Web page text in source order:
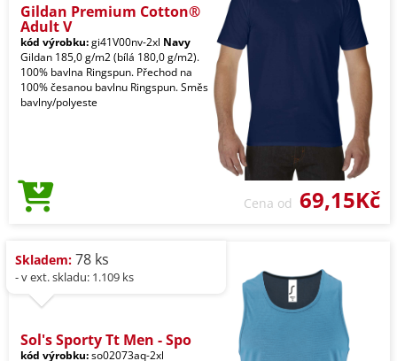
Gildan Premium Cotton®
Adult V
kód výrobku:gi41V00nv-2xl Navy
Gildan 185,0 g/m2 (bílá 180,0 g/m2).
100% bavlna Ringspun. Přechod na
100% česanou bavlnu Ringspun. Směs
bavlny/polyeste
Cena od 69,15Kč
Skladem: 78 ks
- v ext. skladu: 1.109 ks
Sol's Sporty Tt Men - Spo
kód výrobku:so02073aq-2xl